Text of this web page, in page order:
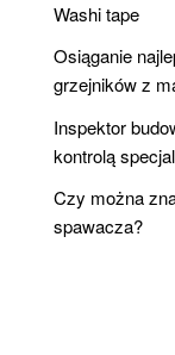
Washi tape
Osiąganie
grzejników z
Inspektor
kontrolą
Czy można
spawacza?